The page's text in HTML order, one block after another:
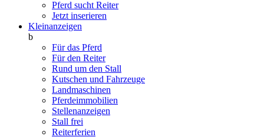
Pferd sucht Reiter
Jetzt inserieren
Kleinanzeigen
b
Für das Pferd
Für den Reiter
Rund um den Stall
Kutschen und Fahrzeuge
Landmaschinen
Pferdeimmobilien
Stellenanzeigen
Stall frei
Reiterferien